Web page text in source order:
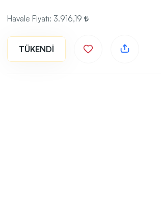
Havale Fiyatı: 3.916,19
TÜKENDİ